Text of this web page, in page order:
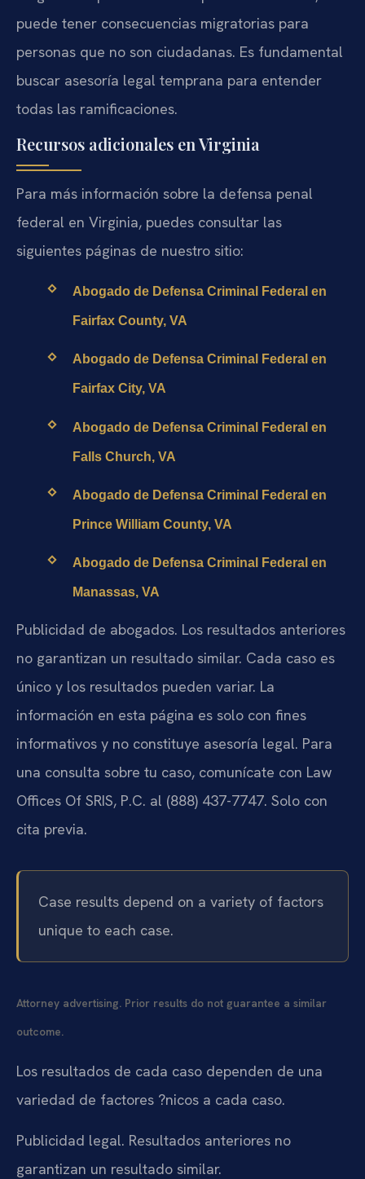
puede tener consecuencias migratorias para
personas que no son ciudadanas. Es fundamental
buscar asesoría legal temprana para entender
todas las ramificaciones.
Recursos adicionales en Virginia
Para más información sobre la defensa penal
federal en Virginia, puedes consultar las
siguientes páginas de nuestro sitio:
Abogado de Defensa Criminal Federal en
Fairfax County, VA
Abogado de Defensa Criminal Federal en
Fairfax City, VA
Abogado de Defensa Criminal Federal en
Falls Church, VA
Abogado de Defensa Criminal Federal en
Prince William County, VA
Abogado de Defensa Criminal Federal en
Manassas, VA
Publicidad de abogados. Los resultados anteriores
no garantizan un resultado similar. Cada caso es
único y los resultados pueden variar. La
información en esta página es solo con fines
informativos y no constituye asesoría legal. Para
una consulta sobre tu caso, comunícate con Law
Offices Of SRIS, P.C. al (888) 437-7747. Solo con
cita previa.
Case results depend on a variety of factors
unique to each case.
Attorney advertising. Prior results do not guarantee a similar
outcome.
Los resultados de cada caso dependen de una
variedad de factores ?nicos a cada caso.
Publicidad legal. Resultados anteriores no
garantizan un resultado similar.